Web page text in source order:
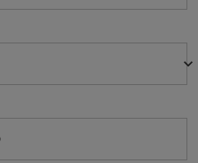
keyboard_arrow_down